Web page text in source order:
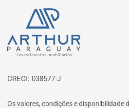
Página inicial
CRECI: 038577-J
Os valores, condições e disponibilidade